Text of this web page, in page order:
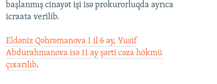
başlanmış cinayət işi isə prokurorluqda ayrıca
icraata verilib.
Eldəniz Qəhrəmanova 1 il 6 ay, Yusif
Abdurahmanova isə 11 ay şərti cəza hökmü
çıxarılıb.